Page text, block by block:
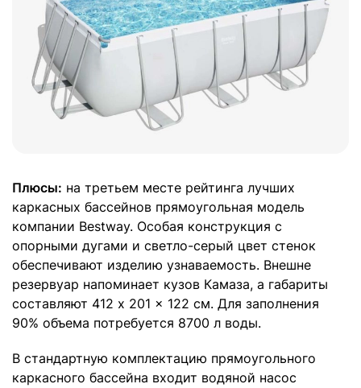
Плюсы: на третьем месте рейтинга лучших
каркасных бассейнов прямоугольная модель
компании Bestway. Особая конструкция с
опорными дугами и светло-серый цвет стенок
обеспечивают изделию узнаваемость. Внешне
резервуар напоминает кузов Камаза, а габариты
составляют 412 x 201 x 122 см. Для заполнения
90% объема потребуется 8700 л воды.
В стандартную комплектацию прямоугольного
каркасного бассейна входит водяной насос